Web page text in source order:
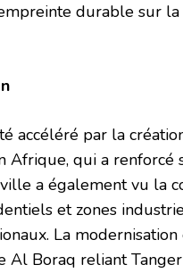
durable sur
accéléré par la
Afrique, qui a renforcé
a également vu la
et zones
La
Boraq reliant Tanger